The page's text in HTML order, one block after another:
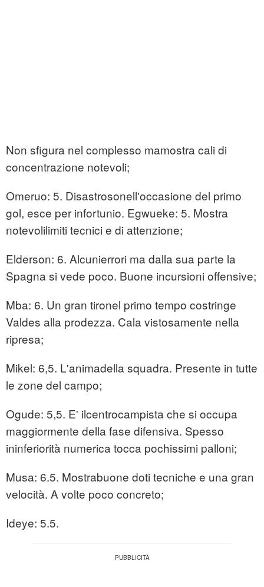
Non sfigura nel complesso mamostra cali di
concentrazione notevoli;
Omeruo: 5. Disastrosonell'occasione del primo
gol, esce per infortunio. Egwueke: 5. Mostra
notevolilimiti tecnici e di attenzione;
Elderson: 6. Alcunierrori ma dalla sua parte la
Spagna si vede poco. Buone incursioni offensive;
Mba: 6. Un gran tironel primo tempo costringe
Valdes alla prodezza. Cala vistosamente nella
ripresa;
Mikel: 6,5. L'animadella squadra. Presente in tutte
le zone del campo;
Ogude: 5,5. E' ilcentrocampista che si occupa
maggiormente della fase difensiva. Spesso
ininferiorità numerica tocca pochissimi palloni;
Musa: 6.5. Mostrabuone doti tecniche e una gran
velocità. A volte poco concreto;
Ideye: 5.5.